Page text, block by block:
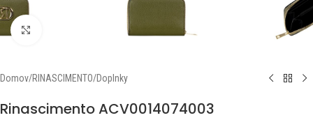
Domov/RINASCIMENTO/Doplnky
Rinascimento ACV0014074003